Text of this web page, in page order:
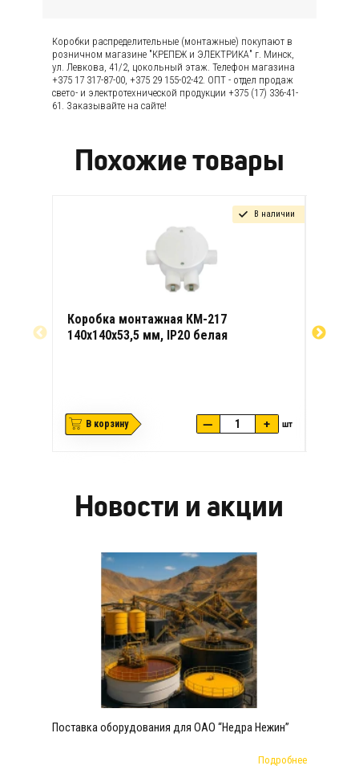
Коробки распределительные (монтажные) покупают в
розничном магазине "КРЕПЕЖ и ЭЛЕКТРИКА" г. Минск,
ул. Левкова, 41/2, цокольный этаж. Телефон магазина
+375 17 317-87-00, +375 29 155-02-42. ОПТ - отдел продаж
свето- и электротехнической продукции +375 (17) 336-41-
61. Заказывайте на сайте!
Похожие товары
В наличии
Коробка монтажная КМ-217
140х140х53,5 мм, IP20 белая
В корзину — + шт
IP20
Новости и акции
Поставка оборудования для ОАО “Недра Нежин”
Подробнее